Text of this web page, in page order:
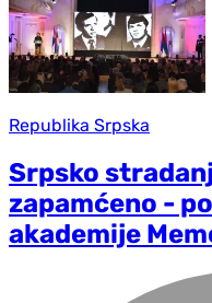
Republika Srpska
Srpsko
zapamćeno -
akademije